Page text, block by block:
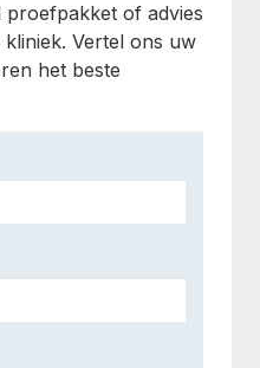
proefpakket of advies
Vertel ons uw
het beste